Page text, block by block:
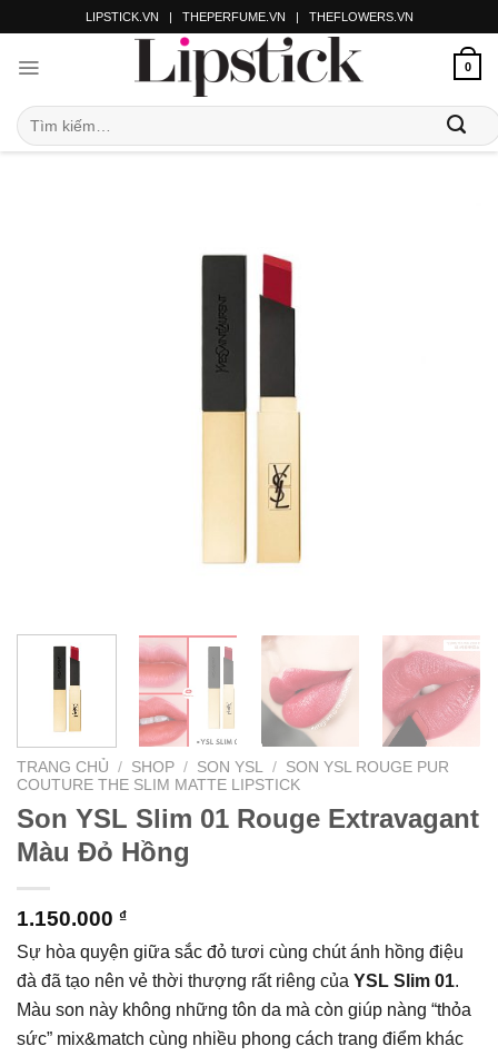
LIPSTICK.VN | THEPERFUME.VN | THEFLOWERS.VN
0
TRANG CHỦ / SHOP / SON YSL / SON YSL ROUGE PUR
COUTURE THE SLIM MATTE LIPSTICK
Son YSL Slim 01 Rouge Extravagant
Màu Đỏ Hồng
1.150.000 ₫
Sự hòa quyện giữa sắc đỏ tươi cùng chút ánh hồng điệu
đà đã tạo nên vẻ thời thượng rất riêng của YSL Slim 01.
Màu son này không những tôn da mà còn giúp nàng “thỏa
sức” mix&match cùng nhiều phong cách trang điểm khác